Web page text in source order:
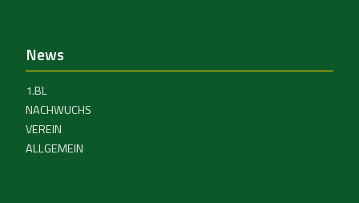
News
1.BL
NACHWUCHS
VEREIN
ALLGEMEIN